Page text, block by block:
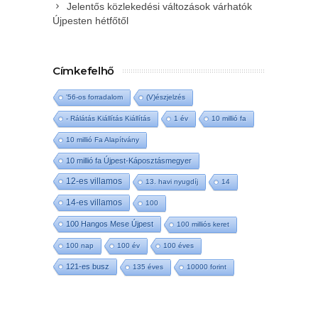
Jelentős közlekedési változások várhatók
Újpesten hétfőtől
Címkefelhő
'56-os forradalom (V)észjelzés
- Rálátás Kiállítás Kiállítás 1 év 10 millió fa
10 millió Fa Alapítvány
10 millió fa Újpest-Káposztásmegyer
12-es villamos 13. havi nyugdíj 14
14-es villamos 100
100 Hangos Mese Újpest 100 milliós keret
100 nap 100 év 100 éves
121-es busz 135 éves 10000 forint